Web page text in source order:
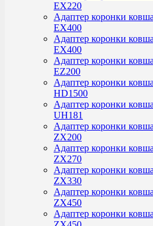
EX220
Адаптер коронки
EX400
Адаптер коронки
EX400
Адаптер коронки
EZ200
Адаптер коронки
HD1500
Адаптер коронки
UH181
Адаптер коронки
ZX200
Адаптер коронки
ZX270
Адаптер коронки
ZX330
Адаптер коронки
ZX450
Адаптер коронки